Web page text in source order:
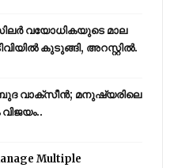
വയോധികയുടെ മാല
കുടുങ്ങി, അറസ്റ്റില്‍.
വാക്‌സീന്‍; മനുഷ്യരിലെ
Multiple